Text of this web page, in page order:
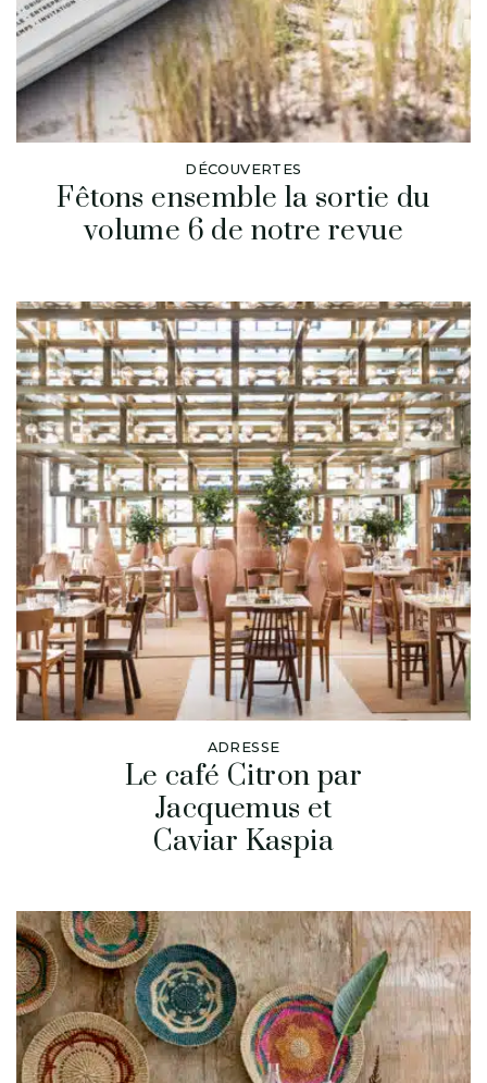
DÉCOUVERTES
Fêtons ensemble la sortie du
volume 6 de notre revue
ADRESSE
Le café Citron par
Jacquemus et
Caviar Kaspia